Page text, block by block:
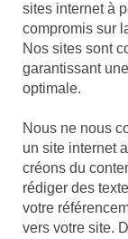
sites internet à
compromis sur
Nos sites sont
garantissant
optimale.
Nous ne nous
un site internet
créons du
rédiger des
votre
vers votre site.